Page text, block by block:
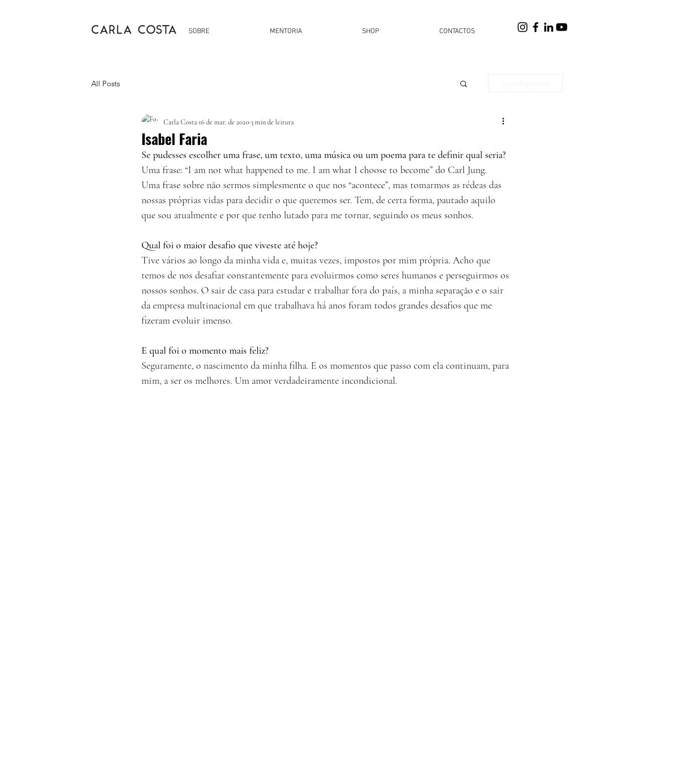
SOBRE MENTORIA SHOP CONTACTOS
All Posts Login/Registre-se
Isabel Faria
Carla Costa 16 de mar. de 20203 min de leitura
Se pudesses escolher uma frase, um texto, uma música ou um poema para te definir qual seria?
Uma frase: “I am not what happened to me. I am what I choose to become” do Carl Jung.
Uma frase sobre não sermos simplesmente o que nos “acontece”, mas tomarmos as rédeas das
nossas próprias vidas para decidir o que queremos ser. Tem, de certa forma, pautado aquilo
que sou atualmente e por que tenho lutado para me tornar, seguindo os meus sonhos.
Qual foi o maior desafio que viveste até hoje?
Tive vários ao longo da minha vida e, muitas vezes, impostos por mim própria. Acho que
temos de nos desafiar constantemente para evoluirmos como seres humanos e perseguirmos os
nossos sonhos. O sair de casa para estudar e trabalhar fora do país, a minha separação e o sair
da empresa multinacional em que trabalhava há anos foram todos grandes desafios que me
fizeram evoluir imenso.
E qual foi o momento mais feliz?
Seguramente, o nascimento da minha filha. E os momentos que passo com ela continuam, para
mim, a ser os melhores. Um amor verdadeiramente incondicional.